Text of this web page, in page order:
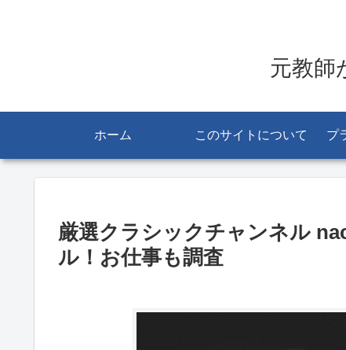
元教師
ホーム このサイトについて プ
厳選クラシックチャンネル
ル！お仕事も調査